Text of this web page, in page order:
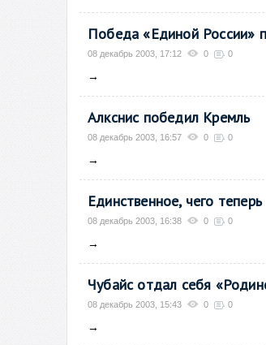
Победа «Единой России»
08 декабрь 2003, 17:12 0 0
→
Алкснис победил Кремль
08 декабрь 2003, 16:57 0 0
→
Единственное, чего
08 декабрь 2003, 16:38 0 0
→
Чубайс отдал себя
08 декабрь 2003, 15:43 0 0
→